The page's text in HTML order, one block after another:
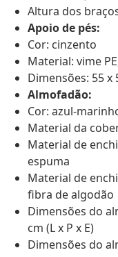
Altura dos
Apoio de pés:
Cor: cinzento
Material: vime
Dimensões: 55 x
Almofadão:
Cor: azul-
Material da
Material de
espuma
Material de
fibra de algodão
Dimensões do
cm (L x P x E)
Dimensões do